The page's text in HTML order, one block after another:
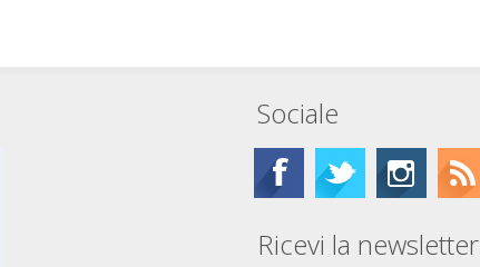
Sociale
Ricevi la newsletter